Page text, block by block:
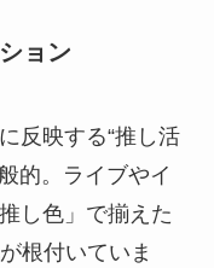
ョン
反映する“推し活
的。ライブやイ
し色」で揃えた
根付いていま